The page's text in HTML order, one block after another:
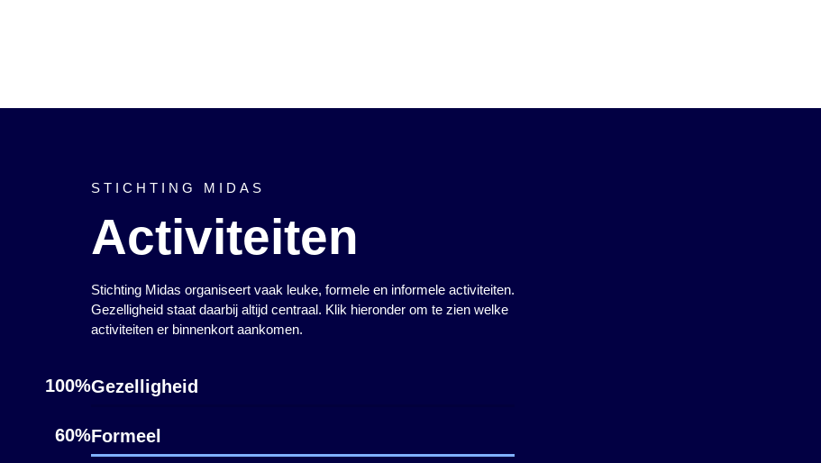
STICHTING MIDAS
Activiteiten
Stichting Midas organiseert vaak leuke, formele en informele activiteiten.
Gezelligheid staat daarbij altijd centraal. Klik hieronder om te zien welke
activiteiten er binnenkort aankomen.
Gezelligheid
100%
Formeel
60%